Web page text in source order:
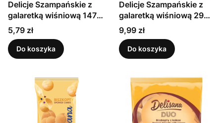
Delicje Szampańskie z
galaretką wiśniową 147
g
Cena
5,79 zł
Do koszyka
Delicje Szampańskie z
galaretką wiśniową 294
g
Cena
9,99 zł
Do koszyka